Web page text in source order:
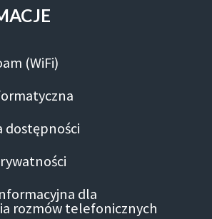
(WiFi)
dostępności
dla
rozmów telefonicznych